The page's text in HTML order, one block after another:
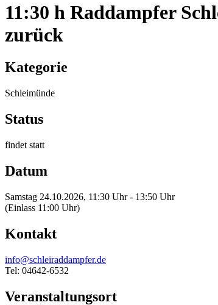
11:30 h Raddampfer
zurück
Kategorie
Schleimünde
Status
findet statt
Datum
Samstag 24.10.2026, 11:30 Uhr - 13:50 Uhr
(Einlass 11:00 Uhr)
Kontakt
info@schleiraddampfer.de
Tel: 04642-6532
Veranstaltungsort